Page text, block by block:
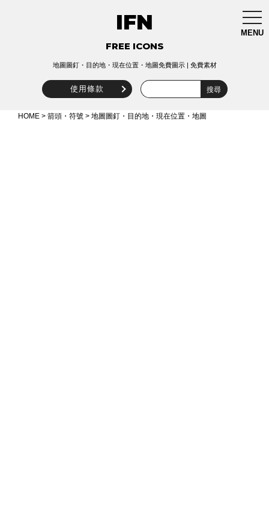
MENU
IFN
FREE ICONS
地圖圖釘・目的地・現在位置・地圖免費圖示 | 免費素材
使用條款
HOME > 箭頭・符號 > 地圖圖釘・目的地・現在位置・地圖